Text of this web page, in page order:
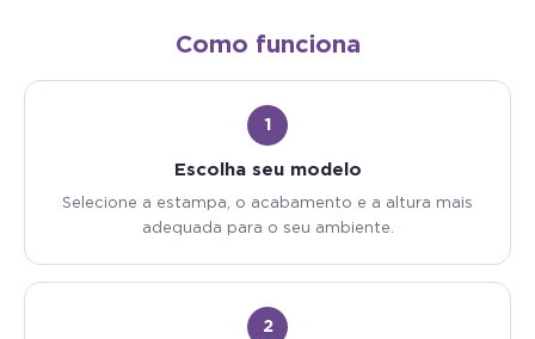
Como funciona
1
Escolha seu modelo
Selecione a estampa, o acabamento e a altura mais
adequada para o seu ambiente.
2